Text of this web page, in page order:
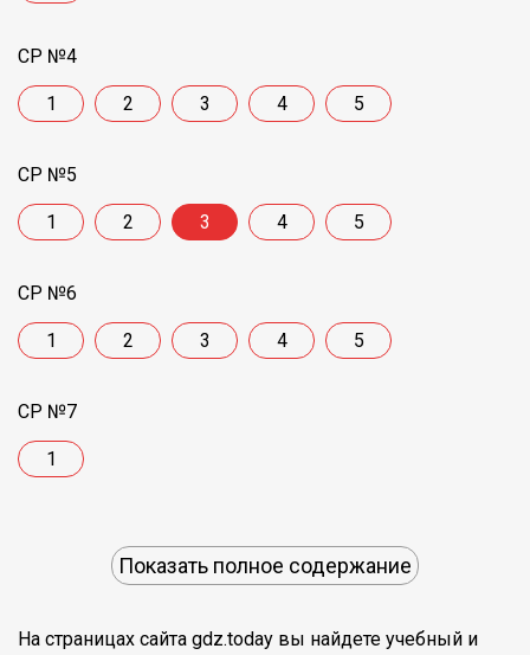
СР №4
1 2 3 4 5
СР №5
1 2 3 4 5
СР №6
1 2 3 4 5
СР №7
1
Показать полное содержание
На страницах сайта gdz.today вы найдете учебный и